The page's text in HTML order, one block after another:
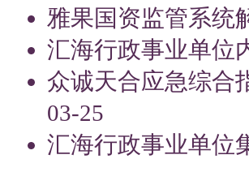
雅果国资监管系统
汇海行政事业单位
众诚天合应急综合
03-25
汇海行政事业单位